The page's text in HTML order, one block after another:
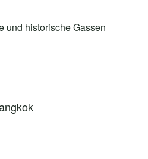
und historische Gassen